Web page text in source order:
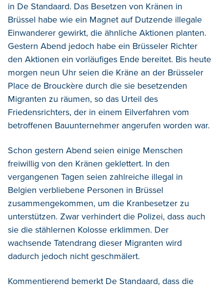
in De Standaard. Das Besetzen von Kränen in
Brüssel habe wie ein Magnet auf Dutzende illegale
Einwanderer gewirkt, die ähnliche Aktionen planten.
Gestern Abend jedoch habe ein Brüsseler Richter
den Aktionen ein vorläufiges Ende bereitet. Bis heute
morgen neun Uhr seien die Kräne an der Brüsseler
Place de Brouckère durch die sie besetzenden
Migranten zu räumen, so das Urteil des
Friedensrichters, der in einem Eilverfahren vom
betroffenen Bauunternehmer angerufen worden war.
Schon gestern Abend seien einige Menschen
freiwillig von den Kränen geklettert. In den
vergangenen Tagen seien zahlreiche illegal in
Belgien verbliebene Personen in Brüssel
zusammengekommen, um die Kranbesetzer zu
unterstützen. Zwar verhindert die Polizei, dass auch
sie die stählernen Kolosse erklimmen. Der
wachsende Tatendrang dieser Migranten wird
dadurch jedoch nicht geschmälert.
Kommentierend bemerkt De Standaard, dass die